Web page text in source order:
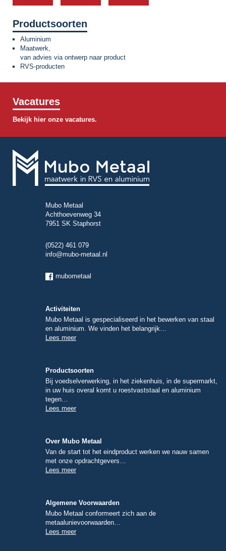
Productsoorten
Aluminium
Maatwerk,
van advies via ontwerp naar product
RVS-producten
Vacatures
Bekijk hier onze vacatures.
Mubo Metaal
Achthoevenweg 34
7951 SK Staphorst
(0522) 461 079
info@mubo-metaal.nl
mubometaal
Activiteiten
Mubo Metaal is gespecialiseerd in het bewerken van staal
en aluminium. We vinden het belangrijk…
Lees meer
Productsoorten
Bij voedselverwerking, in het ziekenhuis, in de supermarkt,
in uw huis overal komt u roestvaststaal en aluminium
tegen…
Lees meer
Over Mubo Metaal
Van de start tot het eindproduct werken we nauw samen
met onze opdrachtgevers…
Lees meer
Algemene Voorwaarden
Mubo Metaal conformeert zich aan de
metaalunievoorwaarden…
Lees meer